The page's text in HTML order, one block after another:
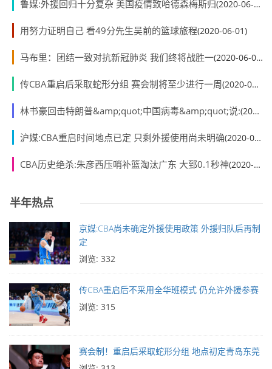
鲁媒:外援回归十分复杂 美国疫情致哈德森梅斯归(2020-06-01)
用努力证明自己 看49分先生吴前的篮球旅程(2020-06-01)
马布里：团结一致对抗新冠肺炎 我们终将战胜一(2020-06-01)
传CBA重启后采取蛇形分组 赛会制将至少进行一周(2020-06-01)
林书豪回击特朗普&amp;quot;中国病毒&amp;quot;说:(2020-06-01)
沪媒:CBA重启时间地点已定 只剩外援使用尚未明确(2020-06-01)
CBA历史绝杀:朱彦西压哨补篮淘汰广东 大郅0.1秒神(2020-06-01)
半年热点
京媒:CBA尚未确定外援使用政策 外援归队后再制
定
浏览: 332
传CBA重启后不采用全华班模式 仍允许外援参赛
浏览: 315
赛会制！重启后采取蛇形分组 地点初定青岛东莞